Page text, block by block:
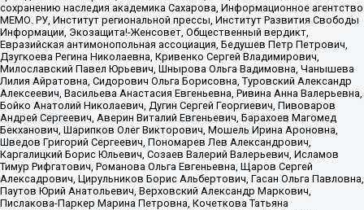
сохранению наследия академика Сахарова, Информационное агентство
МЕМО. РУ, Институт региональной прессы, Институт Развития Свободы
Информации, Экозащита!-Женсовет, Общественный вердикт,
Евразийская антимонопольная ассоциация, Бедушев Петр Петрович,
Дзугкоева Регина Николаевна, Кривенко Сергей Владимирович,
Милославский Павел Юрьевич, Шнырова Ольга Вадимовна, Чанышева
Лилия Айратовна, Сидорович Ольга Борисовна, Туровский Александр
Алексеевич, Васильева Анастасия Евгеньевна, Ривина Анна Валерьевна,
Бойко Анатолий Николаевич, Дугин Сергей Георгиевич, Пивоваров
Андрей Сергеевич, Аверин Виталий Евгеньевич, Барахоев Магомед
Бекханович, Шарипков Олег Викторович, Мошель Ирина Ароновна,
Шведов Григорий Сергеевич, Пономарев Лев Александрович,
Каргалицкий Борис Юльевич, Созаев Валерий Валерьевич, Исламов
Тимур Рифгатович, Романова Ольга Евгеньевна, Щаров Сергей
Алексадрович, Цирульников Борис Альбертович, Гасан Ольга Павловна,
Паутов Юрий Анатольевич, Верховский Александр Маркович,
Пислакова-Паркер Марина Петровна, Кочеткова Татьяна